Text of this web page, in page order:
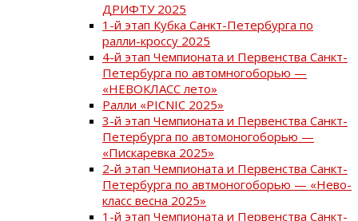
ДРИФТУ 2025
1-й этап Кубка Санкт-Петербурга по
ралли-кроссу 2025
4-й этап Чемпионата и Первенства Санкт-
Петербурга по автомногоборью —
«НЕВОКЛАСС лето»
Ралли «PICNIC 2025»
3-й этап Чемпионата и Первенства Санкт-
Петербурга по автомоногоборью —
«Пискаревка 2025»
2-й этап Чемпионата и Первенства Санкт-
Петербурга по автмоногоборью — «Нево-
класс весна 2025»
1-й этап Чемпионата и Первенства Санкт-